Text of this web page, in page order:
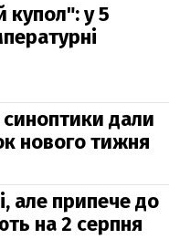
купол": у 5
синоптики дали
нового тижня
але припече до
на 2 серпня